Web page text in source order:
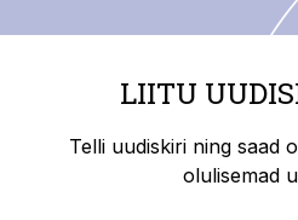
LIITU
Telli uudiskiri ning saad
olulisemad